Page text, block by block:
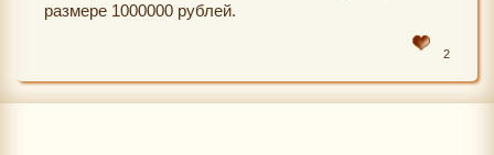
размере 1000000 рублей.
2